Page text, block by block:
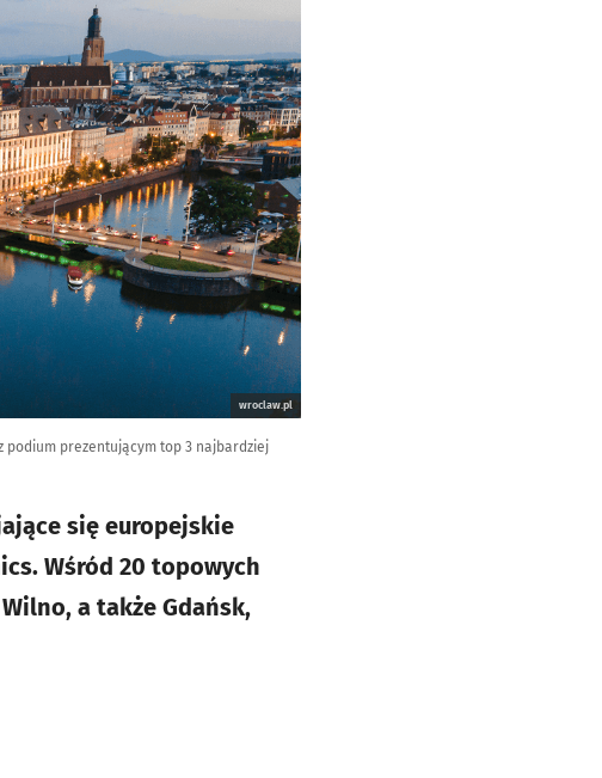
wroclaw.pl
podium prezentującym top 3 najbardziej
się europejskie
Wśród 20 topowych
a także Gdańsk,